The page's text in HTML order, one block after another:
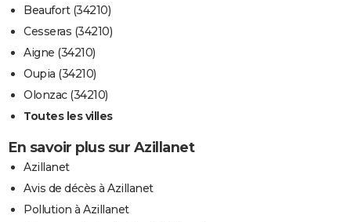
Beaufort (34210)
Cesseras (34210)
Aigne (34210)
Oupia (34210)
Olonzac (34210)
Toutes les villes
En savoir plus sur Azillanet
Azillanet
Avis de décès à Azillanet
Pollution à Azillanet